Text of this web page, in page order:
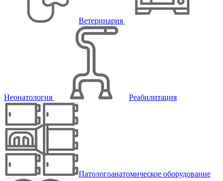
Ветеринария
Неонатология Реабилитация
Патологоанатомическое оборудование